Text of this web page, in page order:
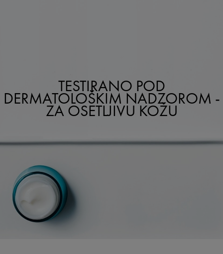
TESTIRANO POD
DERMATOLOŠKIM NADZOROM -
ZA OSETLJIVU KOŽU